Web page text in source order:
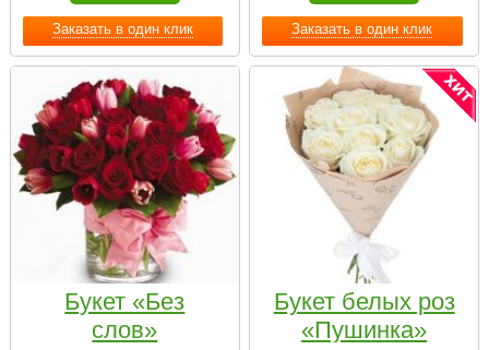
Заказать в один клик Заказать в один клик
Букет «Без
слов»
Букет белых роз
«Пушинка»